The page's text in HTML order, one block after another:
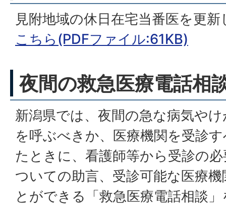
見附地域の休日在宅当番医を更
こちら(PDFファイル:61KB)
夜間の救急医療電話相
新潟県では、夜間の急な病気や
を呼ぶべきか、医療機関を受診
たときに、看護師等から受診の
ついての助言、受診可能な医療
とができる「救急医療電話相談